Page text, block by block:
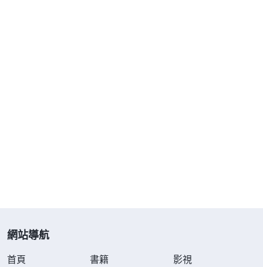
小的快没電了，一會兒用充足電的大警棍電你，看你
説不説！我就不信你不開口！」我望着那根大警棍，
網站導航
首頁 書籍
影視